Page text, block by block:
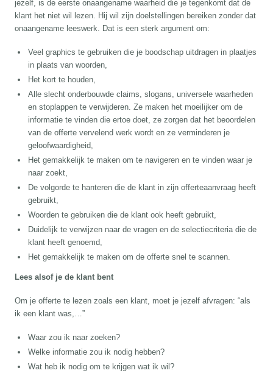
jezelf, is de eerste onaangename waarheid die je tegenkomt dat de
klant het niet wil lezen. Hij wil zijn doelstellingen bereiken zonder dat
onaangename leeswerk. Dat is een sterk argument om:
Veel graphics te gebruiken die je boodschap uitdragen in plaatjes
in plaats van woorden,
Het kort te houden,
Alle slecht onderbouwde claims, slogans, universele waarheden
en stoplappen te verwijderen. Ze maken het moeilijker om de
informatie te vinden die ertoe doet, ze zorgen dat het beoordelen
van de offerte vervelend werk wordt en ze verminderen je
geloofwaardigheid,
Het gemakkelijk te maken om te navigeren en te vinden waar je
naar zoekt,
De volgorde te hanteren die de klant in zijn offerteaanvraag heeft
gebruikt,
Woorden te gebruiken die de klant ook heeft gebruikt,
Duidelijk te verwijzen naar de vragen en de selectiecriteria die de
klant heeft genoemd,
Het gemakkelijk te maken om de offerte snel te scannen.
Lees alsof je de klant bent
Om je offerte te lezen zoals een klant, moet je jezelf afvragen: “als
ik een klant was,…”
Waar zou ik naar zoeken?
Welke informatie zou ik nodig hebben?
Wat heb ik nodig om te krijgen wat ik wil?